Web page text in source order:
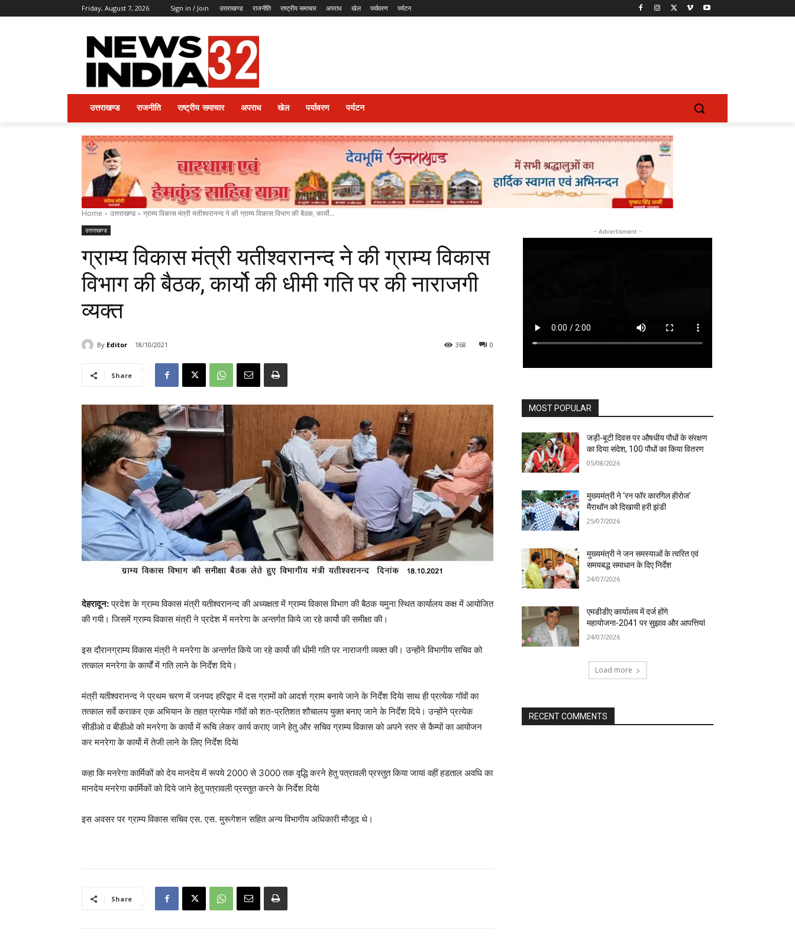
Friday, August 7, 2026 Sign in / Join उत्तराखण्ड राजनीति राष्ट्रीय समाचार अपराध खेल पर्यावरण पर्यटन
उत्तराखण्ड राजनीति राष्ट्रीय समाचार अपराध खेल पर्यावरण पर्यटन
Home उत्तराखण्ड ग्राम्य विकास मंत्री यतीश्वरानन्द ने की ग्राम्य विकास विभाग की बैठक, कार्यो...
उत्तराखण्ड
ग्राम्य विकास मंत्री यतीश्वरानन्द ने की ग्राम्य विकास
विभाग की बैठक, कार्यो की धीमी गति पर की नाराजगी
व्यक्त
By Editor 18/10/2021 0
368
Share
देहरादून:प्रदेश के ग्राम्य विकास मंत्री यतीश्वरानन्द की अध्यक्षता में ग्राम्य विकास विभाग की बैठक यमुना स्थित कार्यालय कक्ष में आयोजित
की गयी। जिसमें ग्राम्य विकास मंत्री ने प्रदेश में मनरेगा के अन्तर्गत किये जा रहे कार्यो की समीक्षा की।
इस दौरानग्राम्य विकास मंत्री ने मनरेगा के अन्तर्गत किये जा रहे कार्यो की धीमी गति पर नाराजगी व्यक्त की। उन्होंने विभागीय सचिव को
तत्काल मनरेगा के कार्यों में गति लाने के निर्देश दिये।
मंत्री यतीश्वरानन्द ने प्रथम चरण में जनपद हरिद्वार में दस ग्रामों को आदर्श ग्राम बनाये जाने के निर्देश दियेI साथ ही प्रत्येक गॉवों का
तत्काल सर्वे कराकर एक अभियान के तहत प्रत्येक गॉवों को शत-प्रतिशत शौचालय युक्त बनाए जाने के निर्देश दिये। उन्होंने प्रत्येक
सीडीओ व बीडीओ को मनरेगा के कार्यो में रूचि लेकर कार्य कराए जाने हेतु और सचिव ग्राम्य विकास को अपने स्तर से कैम्पों का आयोजन
कर मनरेगा के कार्यो में तेजी लाने के लिए निर्देश दियेI
कहा कि मनरेगा कार्मिकों को देय मानदेय में रूपये 2000 से 3000 तक वृद्धि करने हेतु पत्रावली प्रस्तुत किया जायI वहीं हडताल अवधि का
मानदेय मनरेगा कार्मिकों को दिये जाने हेतु पत्रावली प्रस्तुत करने के निर्देश दियेI
इस अवसर पर ग्राम्य विकास सचिव एस. एस. मुरूगेशन सहित अन्य विभागीय अधिकारी मौजूद थे।
Share
- Advertisment -
MOST POPULAR
जड़ी-बूटी दिवस पर औषधीय पौधों के संरक्षण
का दिया संदेश, 100 पौधों का किया वितरण
05/08/2026
मुख्यमंत्री ने ‘रन फॉर कारगिल हीरोज’
मैराथॉन को दिखायी हरी झंडी
25/07/2026
मुख्यमंत्री ने जन समस्याओं के त्वरित एवं
समयबद्ध समाधान के दिए निर्देश
24/07/2026
एमडीडीए कार्यालय में दर्ज होंगे
महायोजना-2041 पर सुझाव और आपत्तियां
24/07/2026
Load more
RECENT COMMENTS